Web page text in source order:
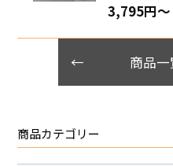
3,795円〜
商品
商品カテゴリー